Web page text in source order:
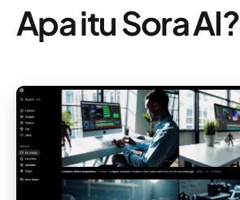
Apa itu Sora AI?